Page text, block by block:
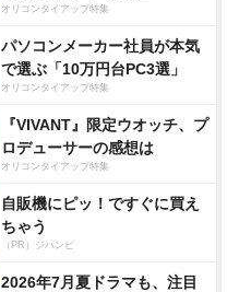
オリコンタイアップ特集
パソコンメーカー社員が本気
で選ぶ「10万円台PC3選」
オリコンタイアップ特集
『VIVANT』限定ウオッチ、プ
ロデューサーの感想は
オリコンタイアップ特集
自販機にピッ！ですぐに買え
ちゃう
（PR）ジハンピ
2026年7月夏ドラマも、注目